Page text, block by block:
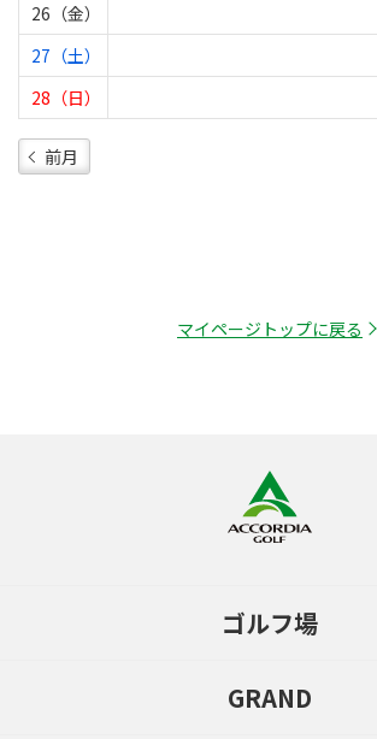
26（金）
27（土）
28（日）
前月
マイページトップに戻る
ゴルフ場
GRAND